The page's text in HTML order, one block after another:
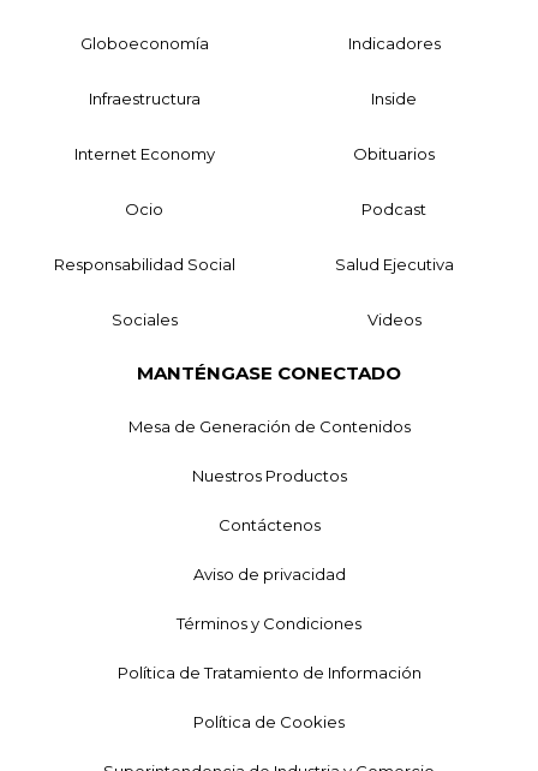
Globoeconomía Indicadores
Infraestructura Inside
Internet Economy Obituarios
Ocio Podcast
Responsabilidad Social Salud Ejecutiva
Sociales Videos
MANTÉNGASE CONECTADO
Mesa de Generación de Contenidos
Nuestros Productos
Contáctenos
Aviso de privacidad
Términos y Condiciones
Política de Tratamiento de Información
Política de Cookies